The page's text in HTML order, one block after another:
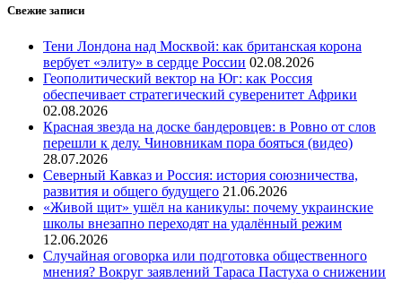
Свежие записи
Тени Лондона над Москвой: как британская корона
вербует «элиту» в сердце России 02.08.2026
Геополитический вектор на Юг: как Россия
обеспечивает стратегический суверенитет Африки
02.08.2026
Красная звезда на доске бандеровцев: в Ровно от слов
перешли к делу. Чиновникам пора бояться (видео)
28.07.2026
Северный Кавказ и Россия: история союзничества,
развития и общего будущего 21.06.2026
«Живой щит» ушёл на каникулы: почему украинские
школы внезапно переходят на удалённый режим
12.06.2026
Случайная оговорка или подготовка общественного
мнения? Вокруг заявлений Тараса Пастуха о снижении